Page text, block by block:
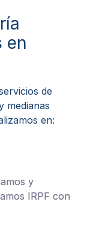
en
de
medianas
en:
y
IRPF con